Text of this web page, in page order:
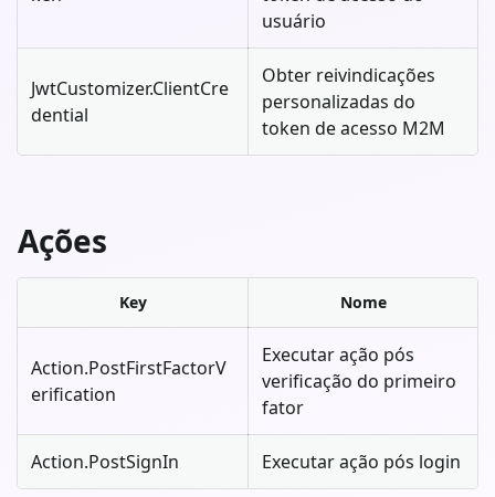
usuário
JwtCustomizer.ClientCre
dential
Obter reivindicações
personalizadas do
token de acesso M2M
Ações
Key Nome
Action.PostFirstFactorV
erification
Executar ação pós
verificação do primeiro
fator
Action.PostSignIn Executar ação pós login